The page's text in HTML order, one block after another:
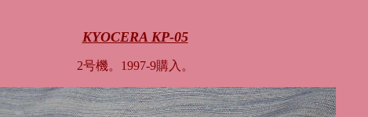
KYOCERA KP-05
2号機。1997-9購入。